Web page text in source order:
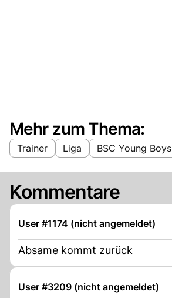
Mehr zum Thema:
Trainer Liga BSC Young Boys
Kommentare
User #1174 (nicht angemeldet)
Absame kommt zurück
User #3209 (nicht angemeldet)